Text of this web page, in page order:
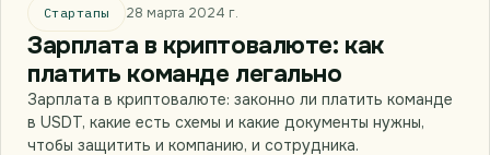
Стартапы 28 марта 2024 г.
Зарплата в криптовалюте: как
платить команде легально
Зарплата в криптовалюте: законно ли платить команде
в USDT, какие есть схемы и какие документы нужны,
чтобы защитить и компанию, и сотрудника.